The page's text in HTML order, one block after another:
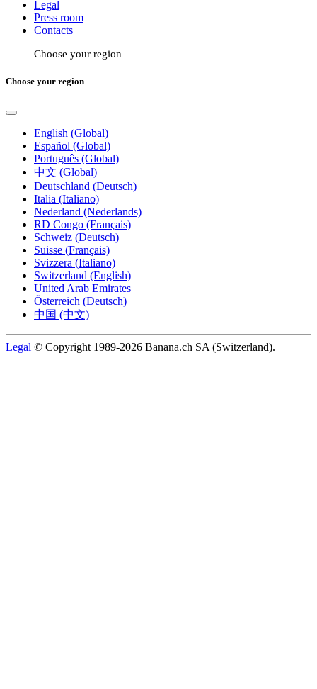
Legal
Press room
Contacts
Choose your region
Choose your region
English (Global)
Español (Global)
Português (Global)
中文 (Global)
Deutschland (Deutsch)
Italia (Italiano)
Nederland (Nederlands)
RD Congo (Français)
Schweiz (Deutsch)
Suisse (Français)
Svizzera (Italiano)
Switzerland (English)
United Arab Emirates
Österreich (Deutsch)
中国 (中文)
Legal © Copyright 1989-2026 Banana.ch SA (Switzerland).